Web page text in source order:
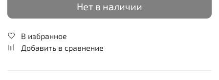
Нет в наличии
В избранное
Добавить в сравнение